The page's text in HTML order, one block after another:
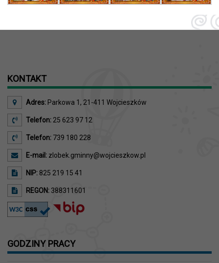
KONTAKT
Adres: Parkowa 1, 21-411 Wojcieszków
Telefon: 25 623 97 12
Telefon: 739 180 228
E-mail: zlobek.gminny@wojcieszkow.pl
NIP: 825 219 15 41
REGON: 388311601
GODZINY PRACY